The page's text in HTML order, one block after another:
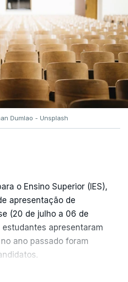
os preços dos
durante o cessar-fogo
do conflito, as últimas
por uma subida
que deverá ser revertida na
Dumlao - Unsplash
o Ensino Superior (IES),
apresentação de
(20 de julho a 06 de
apresentaram
ano passado foram